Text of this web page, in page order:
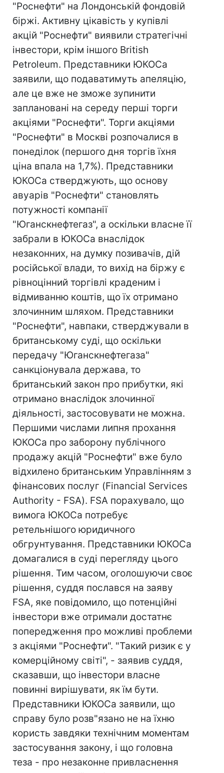
"Роснефти" на Лондонській фондовій
біржі. Активну цікавість у купівлі
акцій "Роснефти" виявили стратегічні
інвестори, крім іншого British
Petroleum. Представники ЮКОСа
заявили, що подаватимуть апеляцію,
але це вже не зможе зупинити
заплановані на середу перші торги
акціями "Роснефти". Торги акціями
"Роснефти" в Москві розпочалися в
понеділок (першого дня торгів їхня
ціна впала на 1,7%). Представники
ЮКОСа стверджують, що основу
авуарів "Роснефти" становлять
потужності компанії
"Юганскнефтегаз", а оскільки власне її
забрали в ЮКОСа внаслідок
незаконних, на думку позивачів, дій
російської влади, то вихід на біржу є
рівноцінний торгівлі краденим і
відмиванню коштів, що їх отримано
злочинним шляхом. Представники
"Роснефти", навпаки, стверджували в
британському суді, що оскільки
передачу "Юганскнефтегаза"
санкціонувала держава, то
британський закон про прибутки, які
отримано внаслідок злочинної
діяльності, застосовувати не можна.
Першими числами липня прохання
ЮКОСа про заборону публічного
продажу акцій "Роснефти" вже було
відхилено британським Управлінням з
фінансових послуг (Financial Services
Authority - FSA). FSA порахувало, що
вимога ЮКОСа потребує
ретельнішого юридичного
обгрунтування. Представники ЮКОСа
домагалися в суді перегляду цього
рішення. Тим часом, оголошуючи своє
рішення, суддя послався на заяву
FSA, яке повідомило, що потенційні
інвестори вже отримали достатнє
попередження про можливі проблеми
з акціями "Роснефти". "Такий ризик є у
комерційному світі", - заявив суддя,
сказавши, що інвестори власне
повинні вирішувати, як їм бути.
Представники ЮКОСа заявили, що
справу було розв"язано не на їхню
користь завдяки технічним моментам
застосування закону, і що головна
теза - про незаконне привласнення